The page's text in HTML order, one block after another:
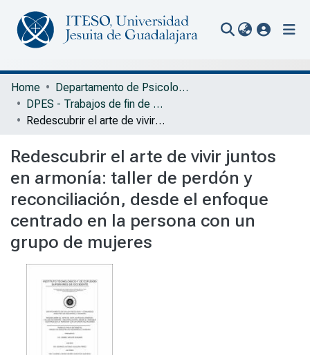
Communities & Collections
All of Repository
Portal Biblioteca
Home
Departamento de Psicología, Educación y Salud
DPES - Trabajos de fin de Maestría en Desarrollo Humano
Redescubrir el arte de vivir juntos en armonía: taller de perdón y reconciliación, desde el enfoque centrado en la persona con un grupo de mujeres
Redescubrir el arte de vivir juntos
en armonía: taller de perdón y
reconciliación, desde el enfoque
centrado en la persona con un
grupo de mujeres